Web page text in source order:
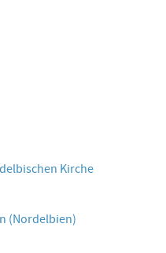
Kirche
(Nordelbien)